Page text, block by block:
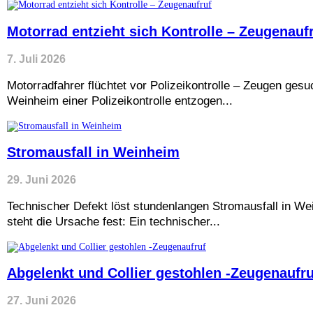
Motorrad entzieht sich Kontrolle –
7. Juli 2026
Motorradfahrer flüchtet vor Polizeikontrolle – Zeugen
Weinheim einer Polizeikontrolle entzogen...
Stromausfall in Weinheim
29. Juni 2026
Technischer Defekt löst stundenlangen Stromausfall in
steht die Ursache fest: Ein technischer...
Abgelenkt und Collier gestohlen -
27. Juni 2026